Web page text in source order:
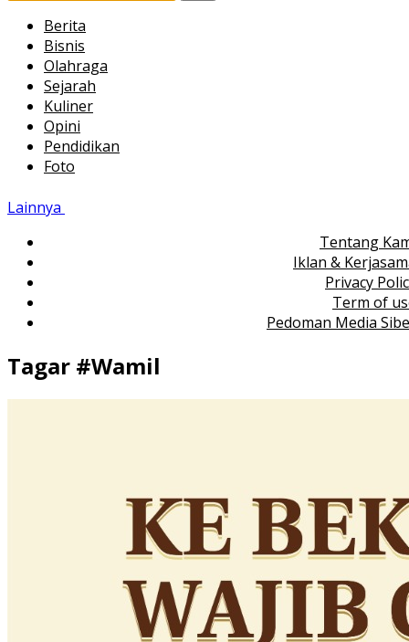
Berita
Bisnis
Olahraga
Sejarah
Kuliner
Opini
Pendidikan
Foto
Lainnya
Tentang
Iklan &
Privacy
Term of
Pedoman Media
Tagar #Wamil